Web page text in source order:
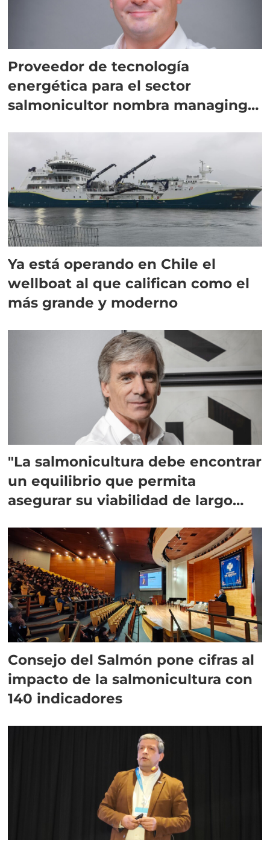
Proveedor de tecnología
energética para el sector
salmonicultor nombra managing
Ya está operando en Chile el
wellboat al que califican como el
más grande y moderno
"La salmonicultura debe encontrar
un equilibrio que permita
asegurar su viabilidad de largo
Consejo del Salmón pone cifras al
impacto de la salmonicultura con
140 indicadores